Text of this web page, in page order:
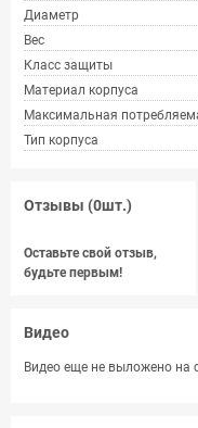
Диаметр
Вес
Класс защиты
Материал корпуса
Максимальная
Тип корпуса
Отзывы (0шт.)
Оставьте свой отзыв,
будьте первым!
Видео
Видео еще не выложено на